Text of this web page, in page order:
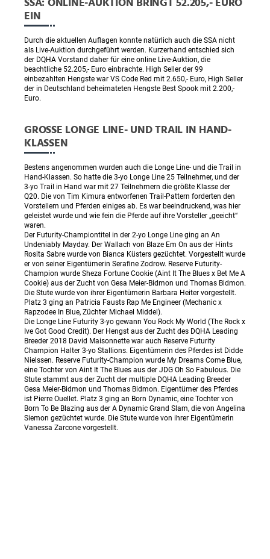
SSA: ONLINE-AUKTION BRINGT 52.205,- EURO
EIN
Durch die aktuellen Auflagen konnte natürlich auch die SSA nicht
als Live-Auktion durchgeführt werden. Kurzerhand entschied sich
der DQHA Vorstand daher für eine online Live-Auktion, die
beachtliche 52.205,- Euro einbrachte. High Seller der 99
einbezahlten Hengste war VS Code Red mit 2.650,- Euro, High Seller
der in Deutschland beheimateten Hengste Best Spook mit 2.200,-
Euro.
GROSSE LONGE LINE- UND TRAIL IN HAND-K
LASSEN
Bestens angenommen wurden auch die Longe Line- und die Trail in
Hand-Klassen. So hatte die 3-yo Longe Line 25 Teilnehmer, und der
3-yo Trail in Hand war mit 27 Teilnehmern die größte Klasse der
Q20. Die von Tim Kimura entworfenen Trail-Pattern forderten den
Vorstellern und Pferden einiges ab. Es war beeindruckend, was hier
geleistet wurde und wie fein die Pferde auf ihre Vorsteller „geeicht“
waren.
Der Futurity-Championtitel in der 2-yo Longe Line ging an An
Undeniably Mayday. Der Wallach von Blaze Em On aus der Hints
Rosita Sabre wurde von Bianca Küsters gezüchtet. Vorgestellt wurde
er von seiner Eigentümerin Serafine Zodrow. Reserve Futurity-
Champion wurde Sheza Fortune Cookie (Aint It The Blues x Bet Me A
Cookie) aus der Zucht von Gesa Meier-Bidmon und Thomas Bidmon.
Die Stute wurde von ihrer Eigentümerin Barbara Heiter vorgestellt.
Platz 3 ging an Patricia Fausts Rap Me Engineer (Mechanic x
Rapzodee In Blue, Züchter Michael Middel).
Die Longe Line Futurity 3-yo gewann You Rock My World (The Rock x
Ive Got Good Credit). Der Hengst aus der Zucht des DQHA Leading
Breeder 2018 David Maisonnette war auch Reserve Futurity
Champion Halter 3-yo Stallions. Eigentümerin des Pferdes ist Didde
Nielssen. Reserve Futurity-Champion wurde My Dreams Come Blue,
eine Tochter von Aint It The Blues aus der JDG Oh So Fabulous. Die
Stute stammt aus der Zucht der multiple DQHA Leading Breeder
Gesa Meier-Bidmon und Thomas Bidmon. Eigentümer des Pferdes
ist Pierre Ouellet. Platz 3 ging an Born Dynamic, eine Tochter von
Born To Be Blazing aus der A Dynamic Grand Slam, die von Angelina
Siemon gezüchtet wurde. Die Stute wurde von ihrer Eigentümerin
Vanessa Zarcone vorgestellt.